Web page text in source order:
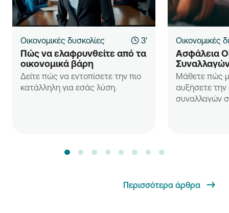
Οικονομικές δυσκολίες 3'
Πώς να ελαφρυνθείτε από τα
οικονομικά βάρη
Δείτε πώς να εντοπίσετε την πιο
κατάλληλη για εσάς λύση.
Οικονομικές
Ασφάλεια
Μάθετε πώς
αυξήσετε
συναλλαγών
Περισσότερα άρθρα